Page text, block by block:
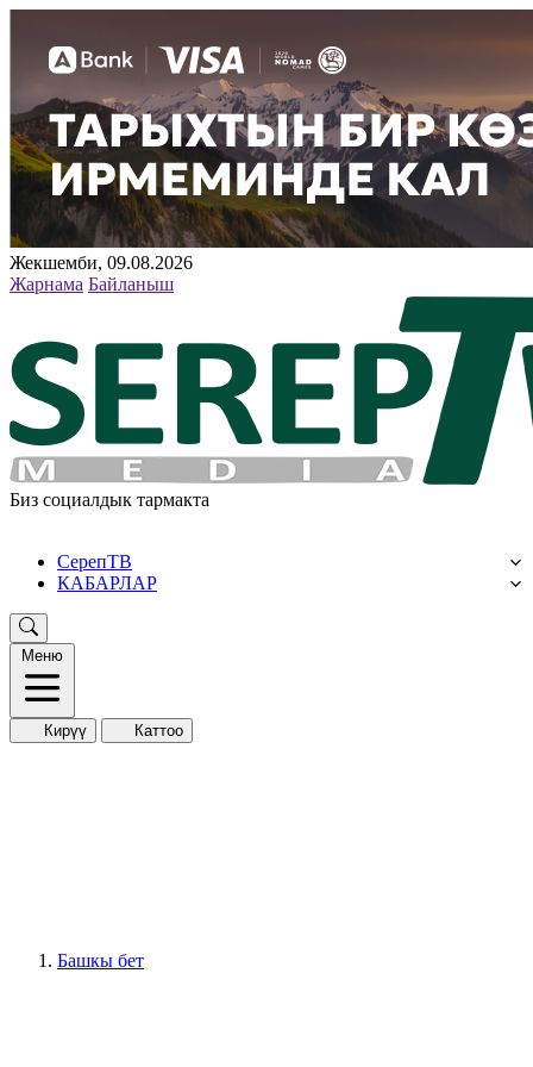
Жекшемби, 09.08.2026
Жарнама Байланыш
Биз социалдык тармакта
СерепТВ
КАБАРЛАР
Меню
Кирүү Каттоо
Башкы бет